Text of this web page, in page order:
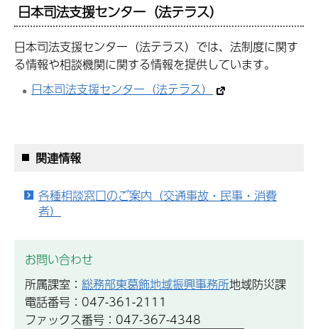
日本司法支援センター（法テラス）
日本司法支援センター（法テラス）では、法制度に関す
る情報や相談機関に関する情報を提供しています。
日本司法支援センター（法テラス）
関連情報
各種相談窓口のご案内（交通事故・民事・消費
者）
お問い合わせ
所属課室： 総務部東葛飾地域振興事務所地域防災課
電話番号：047-361-2111
ファックス番号：047-367-4348